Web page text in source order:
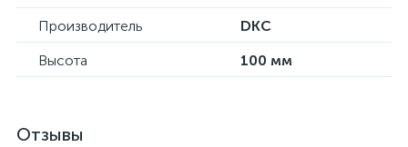
Производитель
DKC
Высота
100 мм
Отзывы